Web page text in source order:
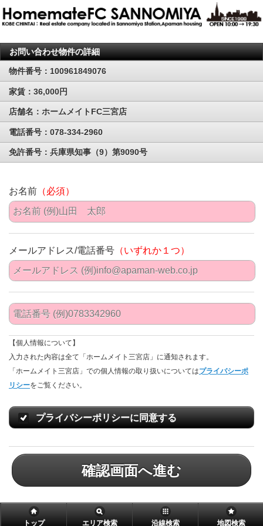
お問い合わせ物件の詳細
物件番号：100961849076
家賃：36,000円
店舗名：ホームメイトFC三宮店
電話番号：078-334-2960
免許番号：兵庫県知事（9）第9090号
お名前 （必須）
メールアドレス/電話番号 （いずれか１つ）
【個人情報について】
入力された内容は全て「ホームメイト三宮店」に通知されます。
「ホームメイト三宮店」での個人情報の取り扱いについてはプライバシーポ
リシーをご覧ください。
プライバシーポリシーに同意する
確認画面へ進む
トップ エリア検索 沿線検索 地図検索